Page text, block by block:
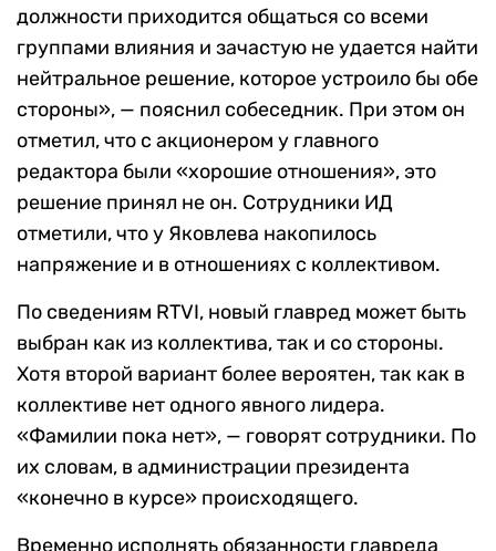
должности приходится общаться со всеми
группами влияния и зачастую не удается найти
нейтральное решение, которое устроило бы обе
стороны», — пояснил собеседник. При этом он
отметил, что с акционером у главного
редактора были «хорошие отношения», это
решение принял не он. Сотрудники ИД
отметили, что у Яковлева накопилось
напряжение и в отношениях с коллективом.
По сведениям RTVI, новый главред может быть
выбран как из коллектива, так и со стороны.
Хотя второй вариант более вероятен, так как в
коллективе нет одного явного лидера.
«Фамилии пока нет», — говорят сотрудники. По
их словам, в администрации президента
«конечно в курсе» происходящего.
Временно исполнять обязанности главреда